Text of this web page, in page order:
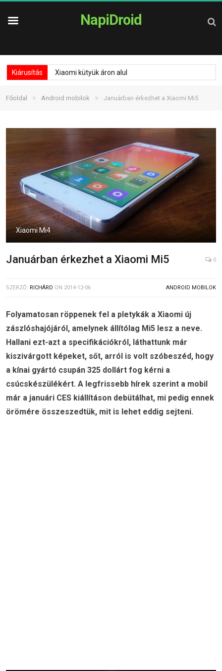
NapiDroid
Kiárusítás Xiaomi kütyük áron alul
Főoldal » Android mobilok » Januárban érkezhet a Xiaomi Mi5
Xiaomi Mi4
Januárban érkezhet a Xiaomi Mi5 0
SZERZŐ: RICHÁRD ON 2014-12-06 ANDROID MOBILOK
Folyamatosan röppenek fel a pletykák a Xiaomi új
zászlóshajójáról, amelynek állítólag Mi5 lesz a neve.
Hallani ezt-azt a specifikációkról, láthattunk már
kiszivárgott képeket, sőt, arról is volt szóbeszéd, hogy
a kínai gyártó csupán 325 dollárt fog kérni a
csúcskészülékért. A legfrissebb hírek szerint a mobil
már a januári CES kiállításon debütálhat, mi pedig ennek
örömére összeszedtük, mit is lehet eddig sejteni.